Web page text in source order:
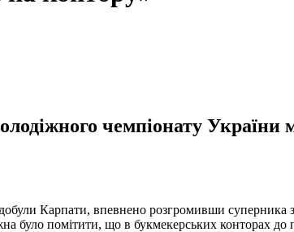
чемпіонату України
Карпати, впевнено розгромивши
було помітити, що в букмекерських конторах до